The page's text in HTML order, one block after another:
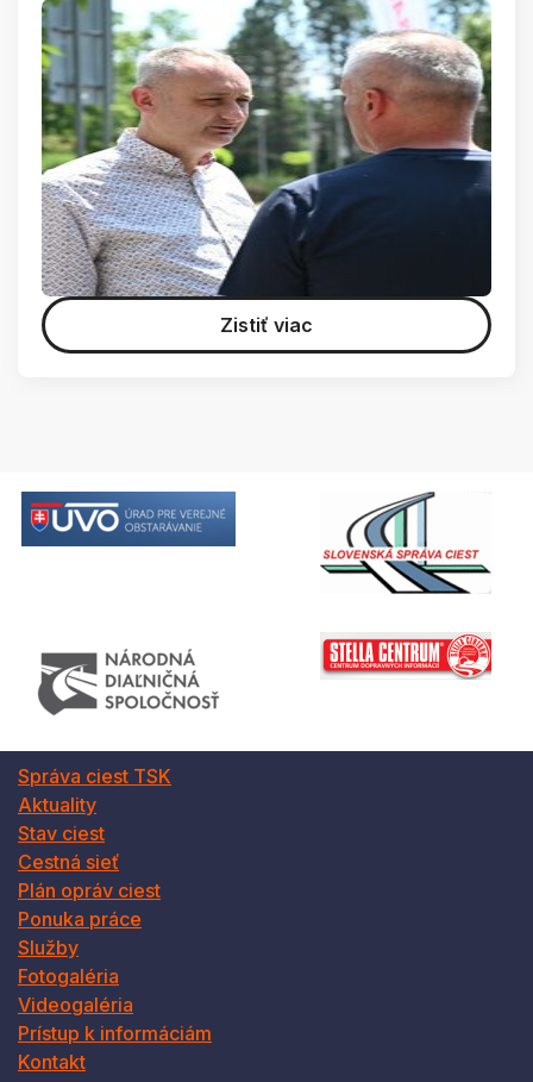
Zistiť viac
Správa ciest TSK
Aktuality
Stav ciest
Cestná sieť
Plán opráv ciest
Ponuka práce
Služby
Fotogaléria
Videogaléria
Prístup k informáciám
Kontakt